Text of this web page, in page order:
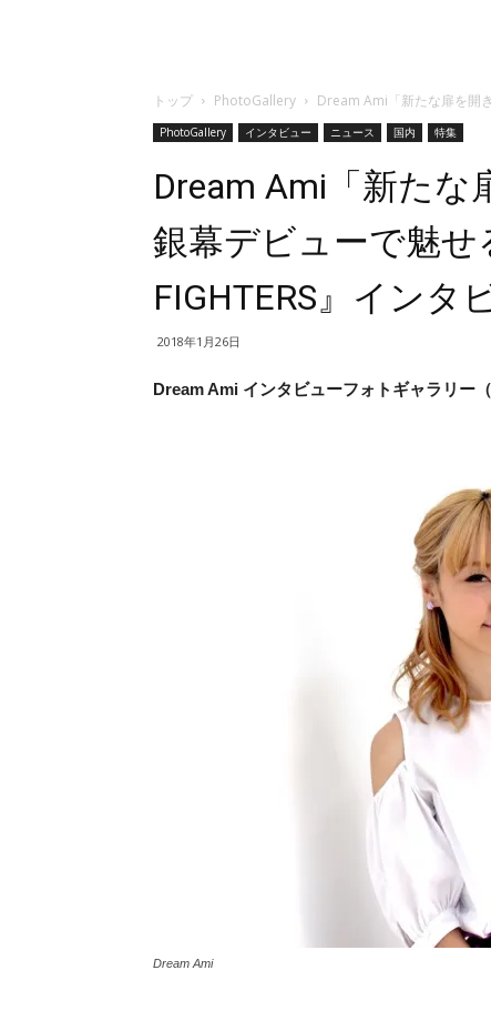
トップ PhotoGallery Dream Ami「新たな扉を開
PhotoGallery インタビュー ニュース 国内 特集
Dream Ami「新たな
銀幕デビューで魅
FIGHTERS』インタ
2018年1月26日
Dream Ami インタビューフォトギャラリー（
Dream Ami